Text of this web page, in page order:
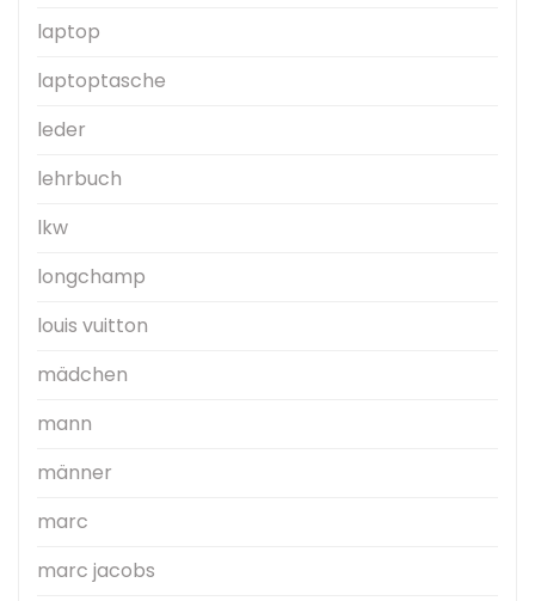
laptop
laptoptasche
leder
lehrbuch
lkw
longchamp
louis vuitton
mädchen
mann
männer
marc
marc jacobs